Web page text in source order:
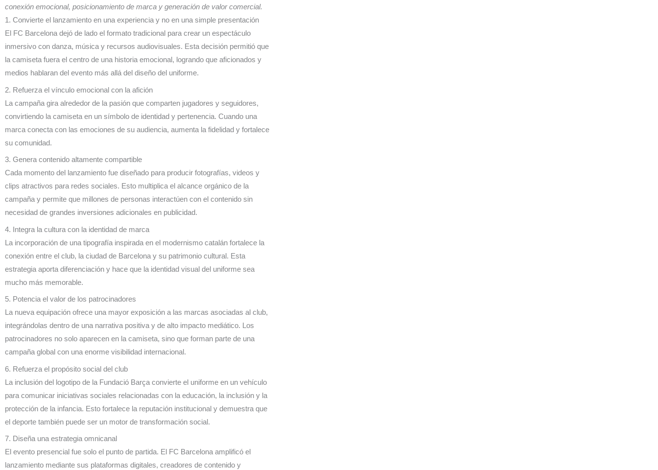
conexión emocional, posicionamiento de marca y generación de valor comercial.
1. Convierte el lanzamiento en una experiencia y no en una simple presentación
El FC Barcelona dejó de lado el formato tradicional para crear un espectáculo
inmersivo con danza, música y recursos audiovisuales. Esta decisión permitió que
la camiseta fuera el centro de una historia emocional, logrando que aficionados y
medios hablaran del evento más allá del diseño del uniforme.
2. Refuerza el vínculo emocional con la afición
La campaña gira alrededor de la pasión que comparten jugadores y seguidores,
convirtiendo la camiseta en un símbolo de identidad y pertenencia. Cuando una
marca conecta con las emociones de su audiencia, aumenta la fidelidad y fortalece
su comunidad.
3. Genera contenido altamente compartible
Cada momento del lanzamiento fue diseñado para producir fotografías, videos y
clips atractivos para redes sociales. Esto multiplica el alcance orgánico de la
campaña y permite que millones de personas interactúen con el contenido sin
necesidad de grandes inversiones adicionales en publicidad.
4. Integra la cultura con la identidad de marca
La incorporación de una tipografía inspirada en el modernismo catalán fortalece la
conexión entre el club, la ciudad de Barcelona y su patrimonio cultural. Esta
estrategia aporta diferenciación y hace que la identidad visual del uniforme sea
mucho más memorable.
5. Potencia el valor de los patrocinadores
La nueva equipación ofrece una mayor exposición a las marcas asociadas al club,
integrándolas dentro de una narrativa positiva y de alto impacto mediático. Los
patrocinadores no solo aparecen en la camiseta, sino que forman parte de una
campaña global con una enorme visibilidad internacional.
6. Refuerza el propósito social del club
La inclusión del logotipo de la Fundació Barça convierte el uniforme en un vehículo
para comunicar iniciativas sociales relacionadas con la educación, la inclusión y la
protección de la infancia. Esto fortalece la reputación institucional y demuestra que
el deporte también puede ser un motor de transformación social.
7. Diseña una estrategia omnicanal
El evento presencial fue solo el punto de partida. El FC Barcelona amplificó el
lanzamiento mediante sus plataformas digitales, creadores de contenido y